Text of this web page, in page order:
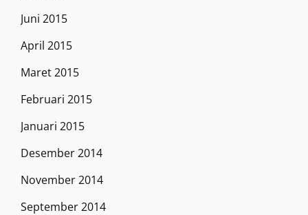
Juni 2015
April 2015
Maret 2015
Februari 2015
Januari 2015
Desember 2014
November 2014
September 2014